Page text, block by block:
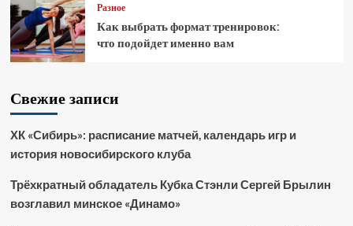
Разное
Как выбрать формат тренировок:
что подойдет именно вам
Свежие записи
ХК «Сибирь»: расписание матчей, календарь игр и
история новосибирского клуба
Трёхкратный обладатель Кубка Стэнли Сергей Брылин
возглавил минское «Динамо»